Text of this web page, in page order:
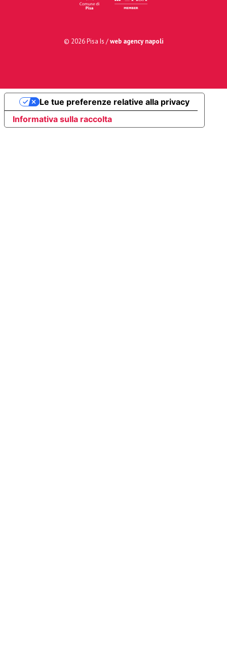
© 2026 Pisa Is /web agency napoli
Informativa sulla raccolta
Le tue preferenze relative alla privacy